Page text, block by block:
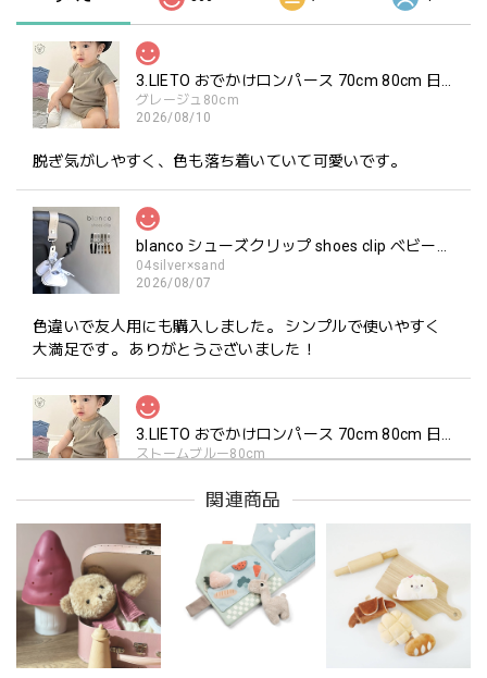
3.LIETO おでかけロンパース 70cm 80cm 日本製 スリーリエート
グレージュ80cm
2026/08/10
脱ぎ気がしやすく、色も落ち着いていて可愛いです。
blanco シューズクリップ shoes clip ベビーシューズ ホルダー ブランコ
04silver×sand
2026/08/07
色違いで友人用にも購入しました。 シンプルで使いやすく
大満足です。 ありがとうございました！
3.LIETO おでかけロンパース 70cm 80cm 日本製 スリーリエート
ストームブルー80cm
した。
TIKIRI ティキリ Teethers ＆ Soft Plush Toy Alvin ぞう 歯固め＆ぬいぐるみセット
_即納
2026/06/18
関連商品